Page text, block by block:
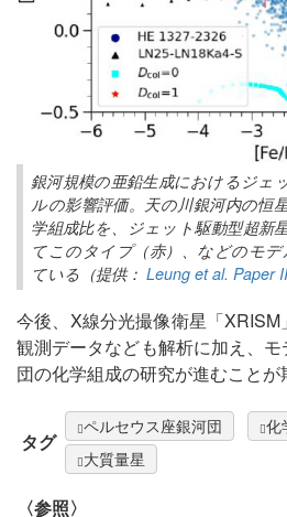
銀河規模の亜鉛生成におけるジェ
ルの影響評価。天の川銀河内の恒
学組成比を、ジェット駆動型超新
てこのタイプ（赤）、などのモ
ている（提供： Leung et al. Paper
今後、X線分光撮像衛星「
観測データなども解析に加え、
団の化学組成の研究が進むことが
タグ
ペルセウス座銀河団 化
大質量星
〈参照〉